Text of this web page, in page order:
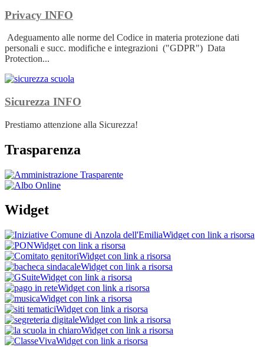
Privacy INFO
Adeguamento alle norme del Codice in materia protezione dati
personali e succ. modifiche e integrazioni ("GDPR") Data
Protection...
Sicurezza INFO
Prestiamo attenzione alla Sicurezza!
Trasparenza
Widget
Widget con link a risorsa
Widget con link a risorsa
Widget con link a risorsa
Widget con link a risorsa
Widget con link a risorsa
Widget con link a risorsa
Widget con link a risorsa
Widget con link a risorsa
Widget con link a risorsa
Widget con link a risorsa
Widget con link a risorsa